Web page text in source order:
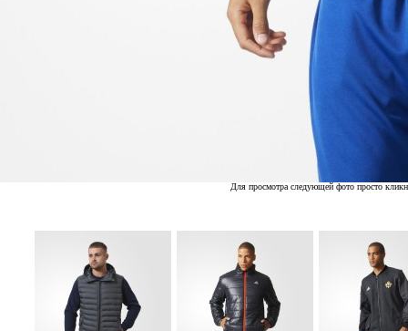
Для просмотра следующей фото просто